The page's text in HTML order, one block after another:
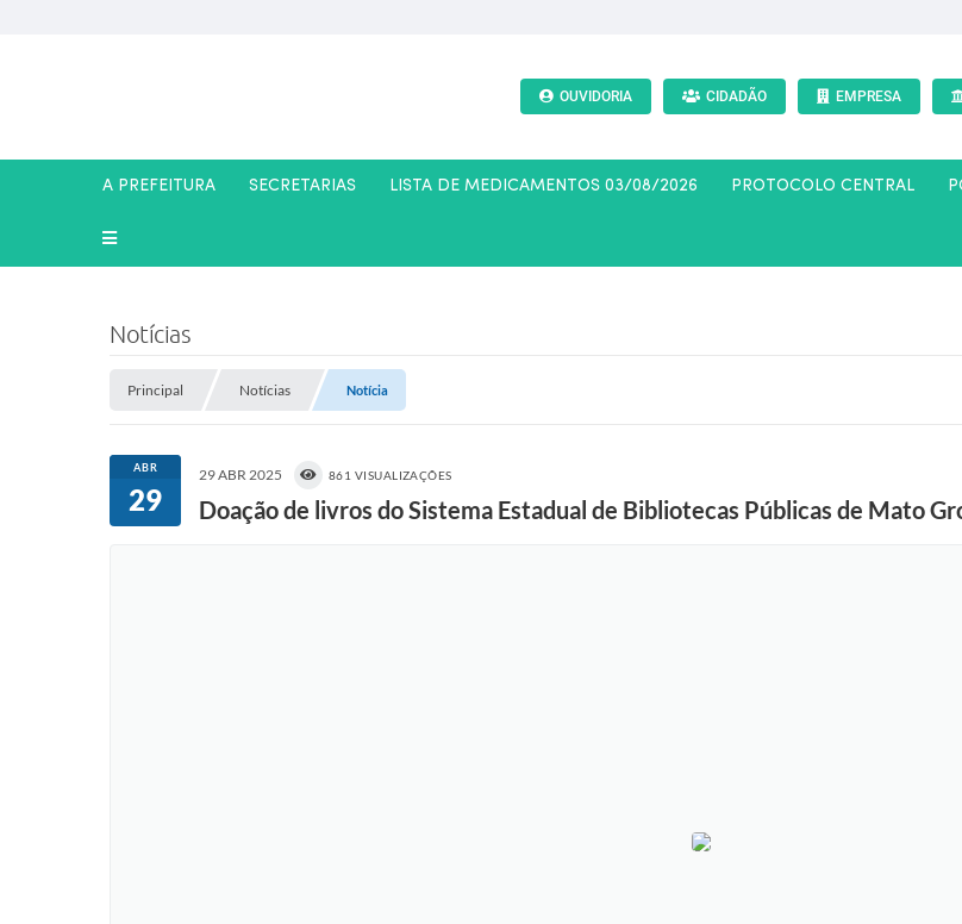
OUVIDORIA CIDADÃO EMPRESA
A PREFEITURA SECRETARIAS LISTA DE MEDICAMENTOS 03/08/2026 PROTOCOLO CENTRAL
Notícias
Principal Notícias Notícia
ABR
29
29 ABR 2025 861 VISUALIZAÇÕES
Doação de livros do Sistema Estadual de Bibliotecas Públicas de Mato